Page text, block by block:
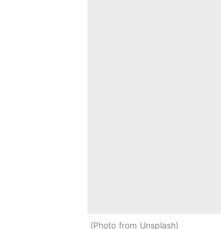
Photo from Unsplash